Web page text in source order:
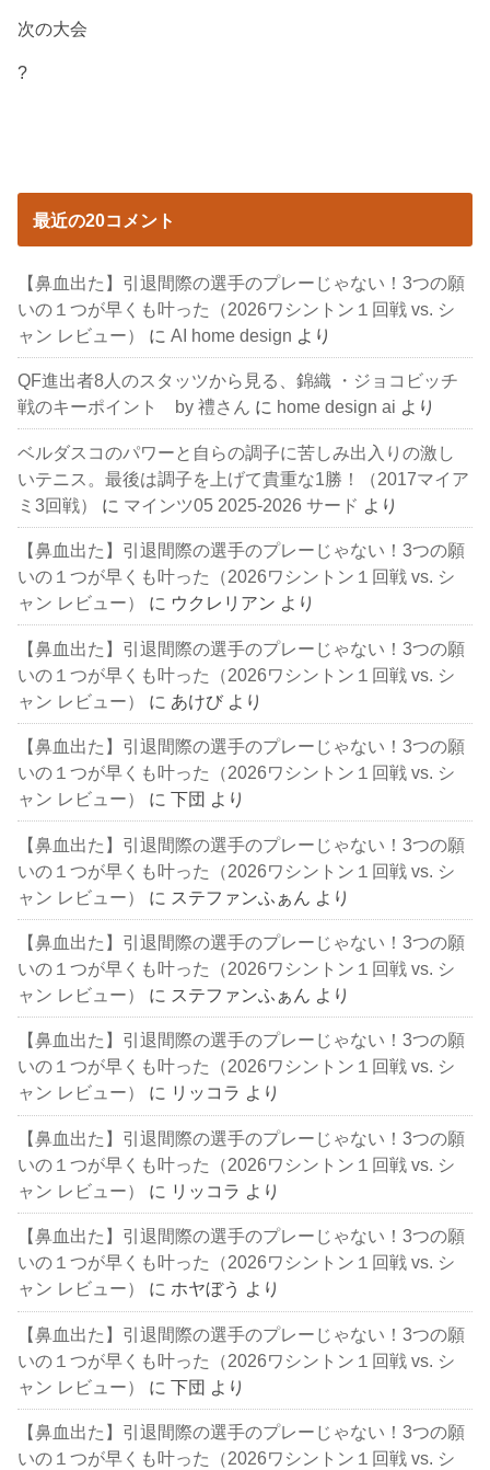
次の大会
?
最近の20コメント
【鼻血出た】引退間際の選手のプレーじゃない！3つの願
いの１つが早くも叶った（2026ワシントン１回戦 vs. シ
ャン レビュー）
にAI home design より
QF進出者8人のスタッツから見る、錦織 ・ジョコビッチ
戦のキーポイント by 禮さん に home design ai より
ベルダスコのパワーと自らの調子に苦しみ出入りの激し
いテニス。最後は調子を上げて貴重な1勝！（2017マイア
ミ3回戦）
に マインツ05 2025-2026 サード より
【鼻血出た】引退間際の選手のプレーじゃない！3つの願
いの１つが早くも叶った（2026ワシントン１回戦 vs. シ
ャン レビュー）
に ウクレリアン より
【鼻血出た】引退間際の選手のプレーじゃない！3つの願
いの１つが早くも叶った（2026ワシントン１回戦 vs. シ
ャン レビュー）
に あけび より
【鼻血出た】引退間際の選手のプレーじゃない！3つの願
いの１つが早くも叶った（2026ワシントン１回戦 vs. シ
ャン レビュー）
に下団 より
【鼻血出た】引退間際の選手のプレーじゃない！3つの願
いの１つが早くも叶った（2026ワシントン１回戦 vs. シ
ャン レビュー）
に ステファンふぁん より
【鼻血出た】引退間際の選手のプレーじゃない！3つの願
いの１つが早くも叶った（2026ワシントン１回戦 vs. シ
ャン レビュー）
に ステファンふぁん より
【鼻血出た】引退間際の選手のプレーじゃない！3つの願
いの１つが早くも叶った（2026ワシントン１回戦 vs. シ
ャン レビュー）
に リッコラ より
【鼻血出た】引退間際の選手のプレーじゃない！3つの願
いの１つが早くも叶った（2026ワシントン１回戦 vs. シ
ャン レビュー）
に リッコラ より
【鼻血出た】引退間際の選手のプレーじゃない！3つの願
いの１つが早くも叶った（2026ワシントン１回戦 vs. シ
ャン レビュー）
に ホヤぼう より
【鼻血出た】引退間際の選手のプレーじゃない！3つの願
いの１つが早くも叶った（2026ワシントン１回戦 vs. シ
ャン レビュー）
に下団 より
【鼻血出た】引退間際の選手のプレーじゃない！3つの願
いの１つが早くも叶った（2026ワシントン１回戦 vs. シ